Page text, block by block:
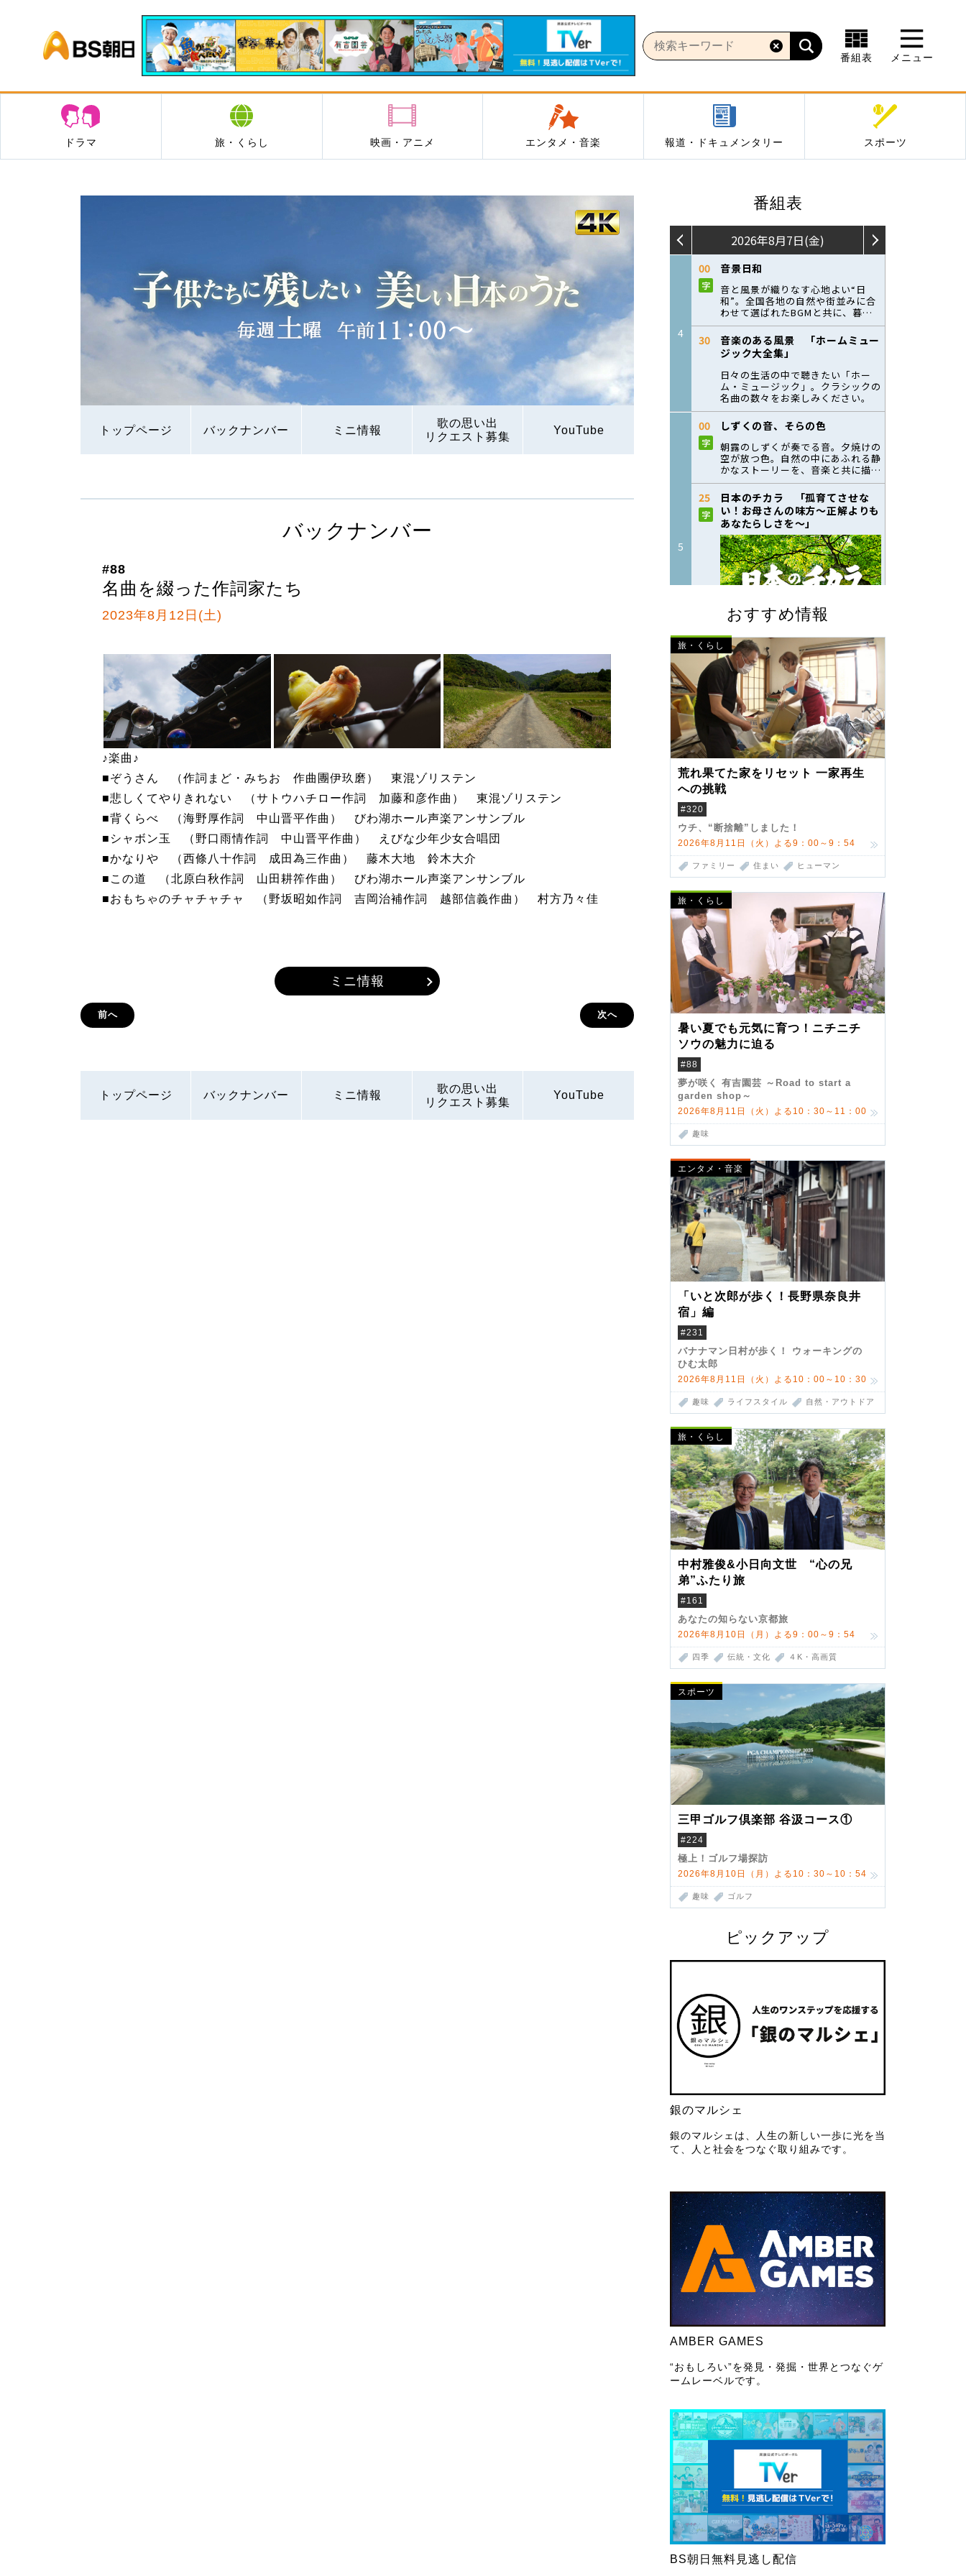
BS朝日
番組表 メニュー
ドラマ 旅・くらし 映画・アニメ エンタメ・音楽 報道・ドキュメンタリー スポーツ
トップページ バックナンバー ミニ情報
歌の思い出
リクエスト募集
YouTube
番組表
おすすめ情報
旅・くらし
荒れ果てた家をリセット 一家再生
への挑戦
#320
ウチ、“断捨離”しました！
2026年8月11日（火）よる9：00～9：54
ファミリー 住まい ヒューマン
旅・くらし
暑い夏でも元気に育つ！ニチニチ
ソウの魅力に迫る
#88
夢が咲く 有吉園芸 ～Road to start a
garden shop～
2026年8月11日（火）よる10：30～11：00
趣味
エンタメ・音楽
「いと次郎が歩く！長野県奈良井
宿」編
#231
バナナマン日村が歩く！ ウォーキングの
ひむ太郎
2026年8月11日（火）よる10：00～10：30
趣味 ライフスタイル 自然・アウトドア
旅・くらし
中村雅俊&小日向文世 “心の兄
弟”ふたり旅
#161
あなたの知らない京都旅
2026年8月10日（月）よる9：00～9：54
四季 伝統・文化 ４K・高画質
スポーツ
三甲ゴルフ倶楽部 谷汲コース①
#224
極上！ゴルフ場探訪
2026年8月10日（月）よる10：30～10：54
趣味 ゴルフ
ピックアップ
銀のマルシェ
銀のマルシェは、人生の新しい一歩に光を当
て、人と社会をつなぐ取り組みです。
AMBER GAMES
“おもしろい”を発見・発掘・世界とつなぐゲ
ームレーベルです。
BS朝日無料見逃し配信
バックナンバー
#88
名曲を綴った作詞家たち
2023年8月12日(土)
♪楽曲♪
■ぞうさん （作詞まど・みちお 作曲團伊玖磨） 東混ゾリステン
■悲しくてやりきれない （サトウハチロー作詞 加藤和彦作曲） 東混ゾリステン
■背くらべ （海野厚作詞 中山晋平作曲） びわ湖ホール声楽アンサンブル
■シャボン玉 （野口雨情作詞 中山晋平作曲） えびな少年少女合唱団
■かなりや （西條八十作詞 成田為三作曲） 藤木大地 鈴木大介
■この道 （北原白秋作詞 山田耕筰作曲） びわ湖ホール声楽アンサンブル
■おもちゃのチャチャチャ （野坂昭如作詞 吉岡治補作詞 越部信義作曲） 村方乃々佳
ミニ情報
前へ 次へ
トップページ バックナンバー ミニ情報
歌の思い出
リクエスト募集
YouTube